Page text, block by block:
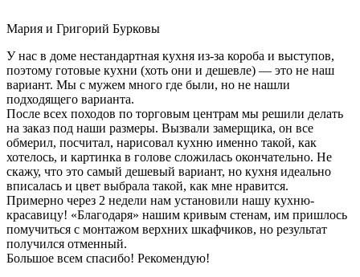
Мария и Григорий Бурковы
У нас в доме нестандартная кухня из-за короба и выступов,
поэтому готовые кухни (хоть они и дешевле) — это не наш
вариант. Мы с мужем много где были, но не нашли
подходящего варианта.
После всех походов по торговым центрам мы решили делать
на заказ под наши размеры. Вызвали замерщика, он все
обмерил, посчитал, нарисовал кухню именно такой, как
хотелось, и картинка в голове сложилась окончательно. Не
скажу, что это самый дешевый вариант, но кухня идеально
вписалась и цвет выбрала такой, как мне нравится.
Примерно через 2 недели нам установили нашу кухню-
красавицу! «Благодаря» нашим кривым стенам, им пришлось
помучиться с монтажом верхних шкафчиков, но результат
получился отменный.
Большое всем спасибо! Рекомендую!